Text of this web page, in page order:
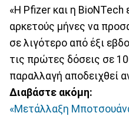
«Η Pfizer και η BioNTech
αρκετούς μήνες να
σε λιγότερο από έξι
τις πρώτες δόσεις σε
παραλλαγή αποδειχθεί
Διαβάστε ακόμη:
«Μετάλλαξη